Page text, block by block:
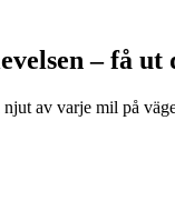
– få ut
av varje mil på